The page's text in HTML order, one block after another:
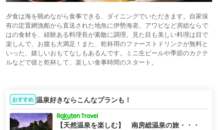
夕食は海を眺めながら食事できる、ダイニングでいただきます。自家保
有の定置網漁船から直送された地魚に伊勢海老、アワビなど房総ならで
はの食材を、経験ある料理長が素敵に調理。見た目も美しい料理は目で
楽しんで、お腹も大満足！また、乾杯用のファーストドリンクが無料と
いった、嬉しいおもてなしもあるんです。ミニ生ビールや季節のカクテ
ルなどで彼と乾杯して、楽しい食事時間のスタート。
おすすめ 温泉好きならこんなプランも！
【天然温泉を楽しむ】 南房総温泉の旅・・・